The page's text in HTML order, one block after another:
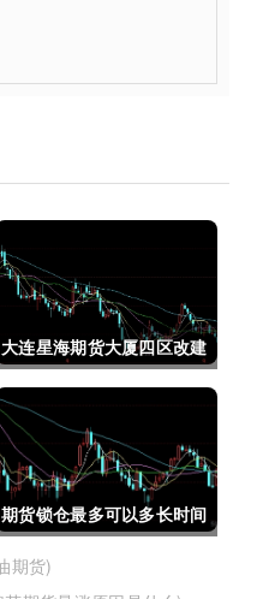
大连星海期货大厦四区改建
(大连星海广场期货大厦)
期货锁仓最多可以多长时间
(期货锁仓最多可以多长时
期货)